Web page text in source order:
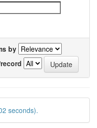
by
seconds).